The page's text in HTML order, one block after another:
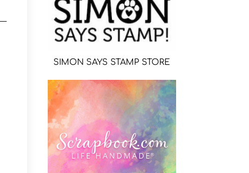
SIMON SAYS STAMP STORE